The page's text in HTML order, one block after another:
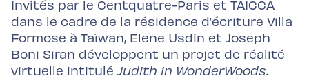
Invités par le Centquatre-Paris et TAICCA
dans le cadre de la résidence d’écriture Villa
Formose à Taïwan, Elene Usdin et Joseph
Boni Siran développent un projet de réalité
virtuelle intitulé Judith in WonderWoods.